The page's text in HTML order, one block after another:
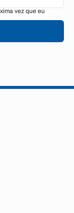
vez que eu